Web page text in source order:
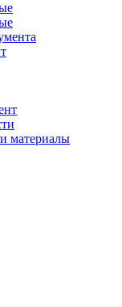
материалы